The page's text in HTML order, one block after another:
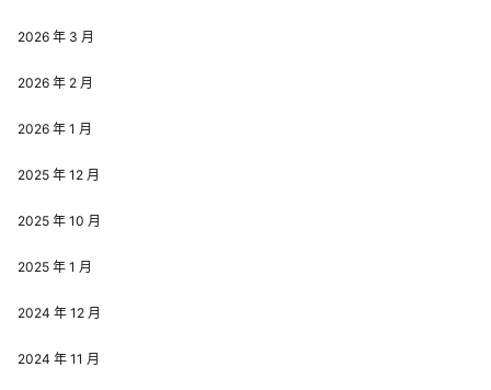
2026 年 3 月
2026 年 2 月
2026 年 1 月
2025 年 12 月
2025 年 10 月
2025 年 1 月
2024 年 12 月
2024 年 11 月